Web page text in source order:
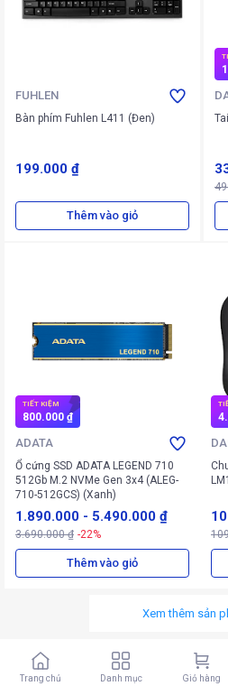
FUHLEN
Bàn phím Fuhlen L411 (Đen)
199.000 ₫
Thêm vào giỏ
TIẾT KIỆM
800.000 ₫
ADATA
Ổ cứng SSD ADATA LEGEND 710
512Gb M.2 NVMe Gen 3x4 (ALEG-
710-512GCS) (Xanh)
1.890.000 - 5.490.000 ₫
3.690.000 ₫ -22%
Thêm vào giỏ
Xem thêm sản
Trang chủ Danh mục Giỏ hàng